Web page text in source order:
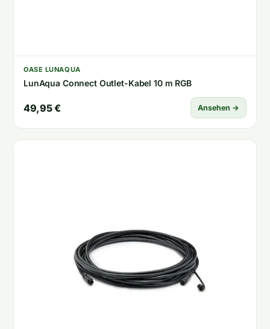
OASE LUNAQUA
LunAqua Connect Outlet-Kabel 10 m RGB
49,95 € Ansehen →